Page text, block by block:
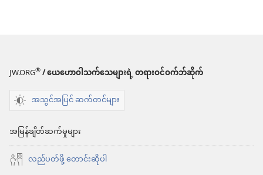
JW.ORG®/ ယေဟောဝါသက်သေများရဲ့ တရားဝင်ဝက်ဘ်ဆိုက်
အသွင်အပြင် ဆက်တင်များ
အမြန်ချိတ်ဆက်မှုများ
လည်ပတ်ဖို့ တောင်းဆိုပါ